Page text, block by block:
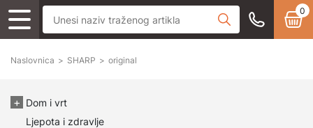
0
Naslovnica > SHARP > original
Dom i vrt
Ljepota i zdravlje